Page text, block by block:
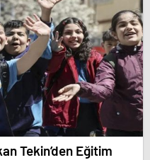
Tekin’den Eğitim